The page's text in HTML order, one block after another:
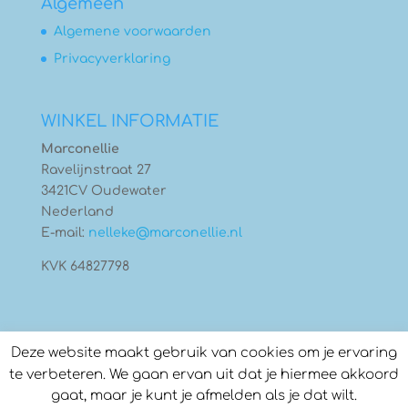
Algemene voorwaarden
Privacyverklaring
WINKEL INFORMATIE
Marconellie
Ravelijnstraat 27
3421CV Oudewater
Nederland
E-mail: nelleke@marconellie.nl
KVK 64827798
Deze website maakt gebruik van cookies om je ervaring
te verbeteren. We gaan ervan uit dat je hiermee akkoord
gaat, maar je kunt je afmelden als je dat wilt.